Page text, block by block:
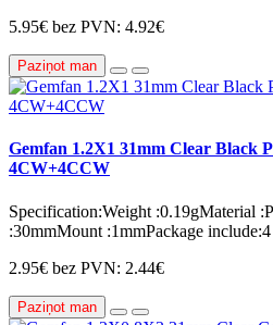
5.95€ bez PVN: 4.92€
Paziņot man
Gemfan 1.2X1 31mm Clear Black
4CW+4CCW
Specification:Weight :0.19gMaterial
:30mmMount :1mmPackage
2.95€ bez PVN: 2.44€
Paziņot man